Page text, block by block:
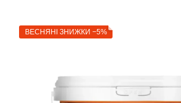
ВЕСНЯНІ ЗНИЖКИ −5%